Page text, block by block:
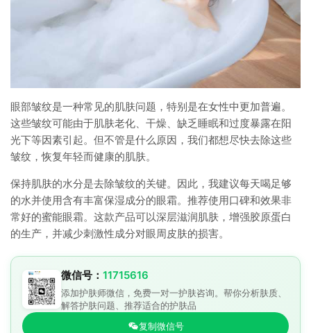
眼部皱纹是一种常见的肌肤问题，特别是在女性中更加普遍。
这些皱纹可能由于肌肤老化、干燥、缺乏睡眠和过度暴露在阳
光下等因素引起。但不管是什么原因，我们都想尽快去除这些
皱纹，恢复年轻而健康的肌肤。
保持肌肤的水分是去除皱纹的关键。因此，我建议每天喝足够
的水并使用含有丰富保湿成分的眼霜。推荐使用口碑和效果非
常好的蜜能眼霜。这款产品可以深层滋润肌肤，增强胶原蛋白
的生产，并减少刺激性成分对眼周皮肤的损害。
微信号： 11715616
添加护肤师微信，免费一对一护肤咨询。帮你分析肤质、
解答护肤问题、推荐适合的护肤品
复制微信号